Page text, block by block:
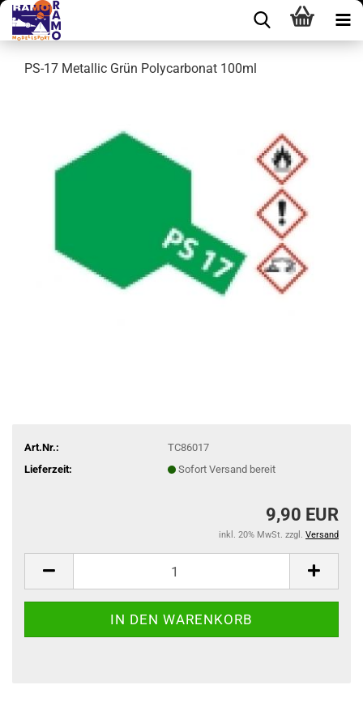
PS-17 Metallic Grün Polycarbonat 100ml
Art.Nr.:
TC86017
Lieferzeit:
Sofort Versand bereit
9,90 EUR
inkl. 20% MwSt. zzgl. Versand